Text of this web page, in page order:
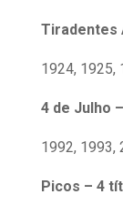
Tiradentes
1924, 1925,
4 de Julho
1992, 1993,
Picos – 4